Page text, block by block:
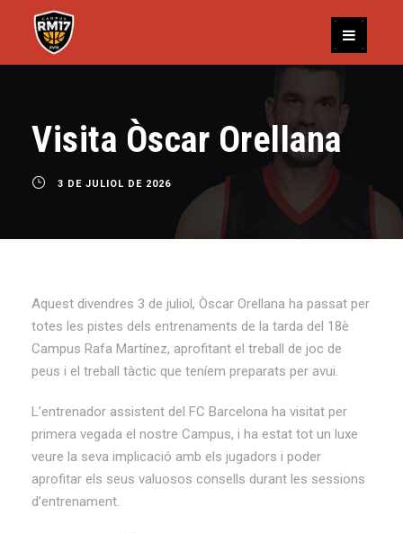
Visita Òscar Orellana
3 DE JULIOL DE 2026
Aquest divendres 3 de juliol, Òscar Orellana ha passat per
totes les pistes dels entrenaments de la tarda del 18è
Campus Rafa Martínez, aprofitant el treball de joc de
peus i el treball tàctic que teníem preparats per avui.
L’entrenador assistent del FC Barcelona ha visitat per
primera vegada el nostre Campus, i ha estat tot un luxe
veure la seva implicació amb els jugadors i poder
aprofitar els seus valuosos consells durant les sessions
d’entrenament.